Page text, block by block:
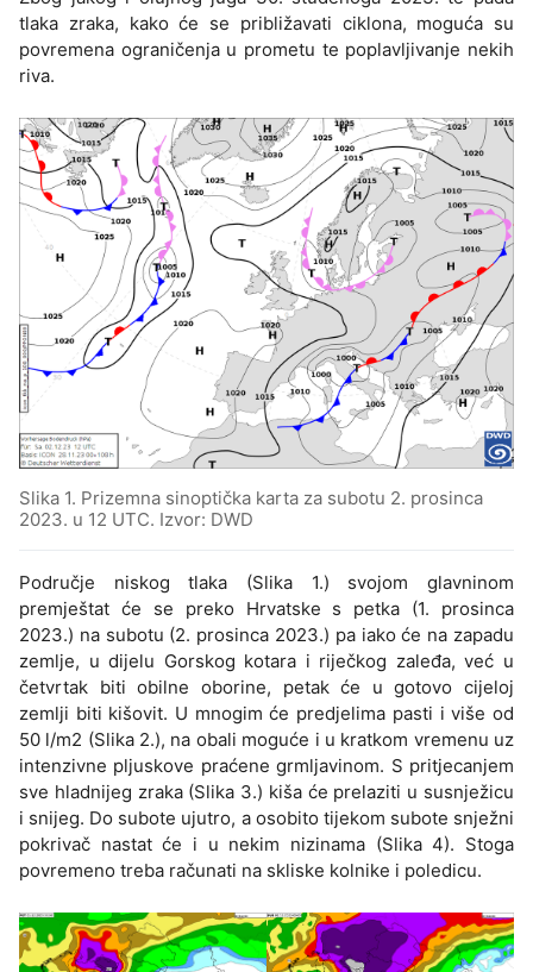
tlaka zraka, kako će se približavati ciklona, moguća su
povremena ograničenja u prometu te poplavljivanje nekih
riva.
Slika 1. Prizemna sinoptička karta za subotu 2. prosinca
2023. u 12 UTC. Izvor: DWD
Područje niskog tlaka (Slika 1.) svojom glavninom
premještat će se preko Hrvatske s petka (1. prosinca
2023.) na subotu (2. prosinca 2023.) pa iako će na zapadu
zemlje, u dijelu Gorskog kotara i riječkog zaleđa, već u
četvrtak biti obilne oborine, petak će u gotovo cijeloj
zemlji biti kišovit. U mnogim će predjelima pasti i više od
50 l/m2 (Slika 2.), na obali moguće i u kratkom vremenu uz
intenzivne pljuskove praćene grmljavinom. S pritjecanjem
sve hladnijeg zraka (Slika 3.) kiša će prelaziti u susnježicu
i snijeg. Do subote ujutro, a osobito tijekom subote snježni
pokrivač nastat će i u nekim nizinama (Slika 4). Stoga
povremeno treba računati na skliske kolnike i poledicu.